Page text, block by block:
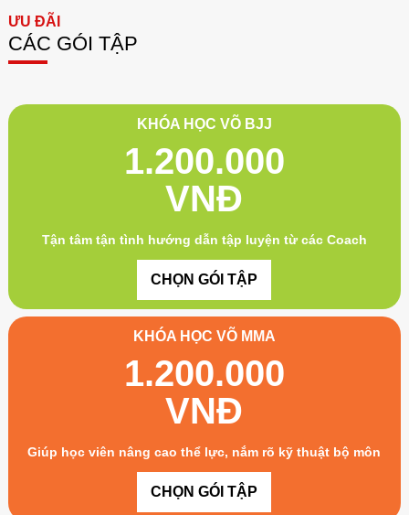
ƯU ĐÃI
CÁC GÓI TẬP
KHÓA HỌC VÕ BJJ
1.200.000
VNĐ
Tận tâm tận tình hướng dẫn tập luyện từ các Coach
CHỌN GÓI TẬP
KHÓA HỌC VÕ MMA
1.200.000
VNĐ
Giúp học viên nâng cao thể lực, nắm rõ kỹ thuật bộ môn
CHỌN GÓI TẬP